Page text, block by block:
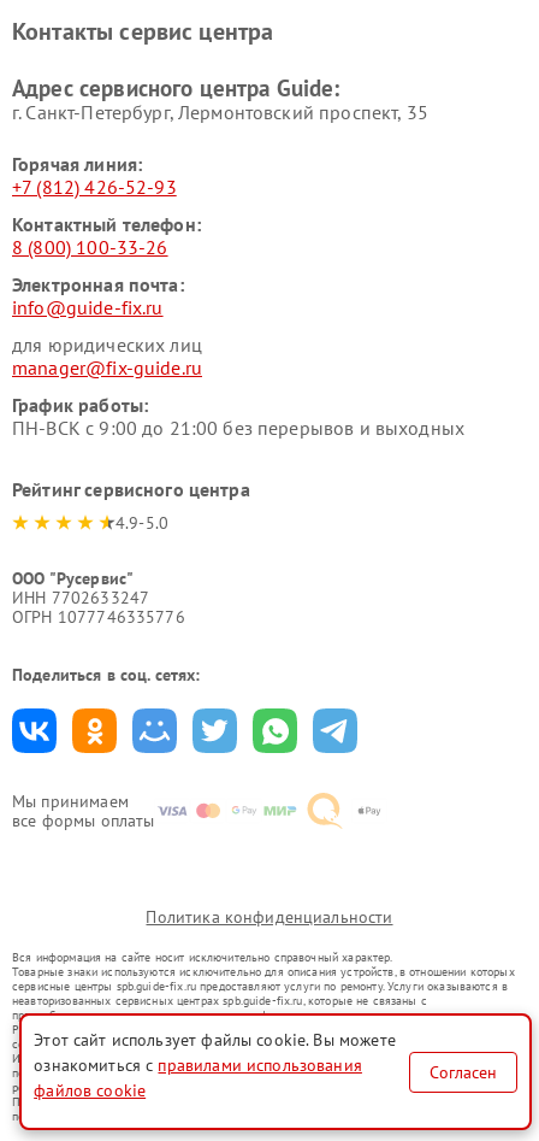
Мы принимаем
все формы оплаты
Контакты сервис центра
Адрес сервисного центра Guide:
г. Санкт-Петербург, Лермонтовский проспект, 35
Горячая линия:
+7 (812) 426-52-93
Контактный телефон:
8 (800) 100-33-26
Электронная почта:
info@guide-fix.ru
для юридических лиц
manager@fix-guide.ru
График работы:
ПН-ВСК с 9:00 до 21:00 без перерывов и выходных
Рейтинг сервисного центра
4.9-5.0
ООО "Русервис"
ИНН 7702633247
ОГРН 1077746335776
Поделиться в соц. сетях:
Политика конфиденциальности
Вся информация на сайте носит исключительно справочный характер.
Товарные знаки используются исключительно для описания устройств, в отношении которых
сервисные центры spb.guide-fix.ru предоставляют услуги по ремонту. Услуги оказываются в
неавторизованных сервисных центрах spb.guide-fix.ru, которые не связаны с
правообладателями товарных знаков или их официальными представителями.
Ремонт осуществляется для устройств, уже введенных в гражданский оборот в соответствии
со статьей 1487 ГК РФ.
Использование товарных знаков не преследует цели индивидуализации услуг или введения
потребителей в заблуждение, а служит для информирования о предоставляемых услугах по
ремонту техники указанных брендов.
Представленная на сайте информация не является публичной офертой, определяемой
положениями Статьи 437(2) Гражданского кодекса РФ
Этот сайт использует файлы cookie. Вы можете
ознакомиться с правилами использования
файлов cookie
Согласен